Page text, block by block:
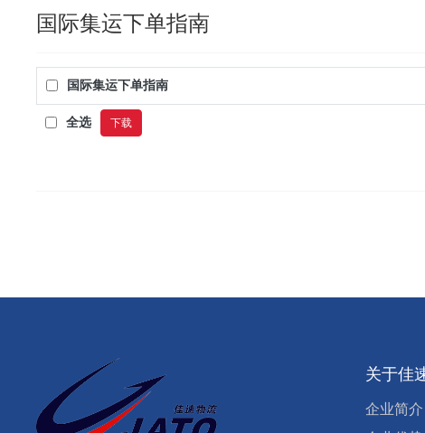
国际集运下单指南
国际集运下单指南
全选 下载
关于佳
企业简介